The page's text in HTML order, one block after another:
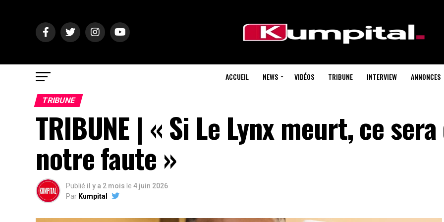
ACCUEIL NEWS VIDÉOS TRIBUNE INTERVIEW ANNONCES
TRIBUNE
TRIBUNE | « Si Le Lynx meurt, ce
notre faute »
Publié il y a 2 mois le 4 juin 2026
Par Kumpital